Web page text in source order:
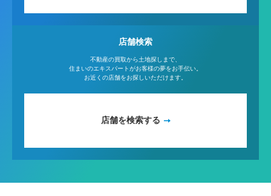
店舗検索
不動産の買取から土地探しまで、
住まいのエキスパートがお客様の夢をお手伝い。
お近くの店舗をお探しいただけます。
店舗を検索する